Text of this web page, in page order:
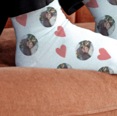
Mit Liebe gemacht, im
Erstelle etwas Einzigartiges
ihrem Namen, deinem Foto
Herzen. Kein Stress, nur
Moment.